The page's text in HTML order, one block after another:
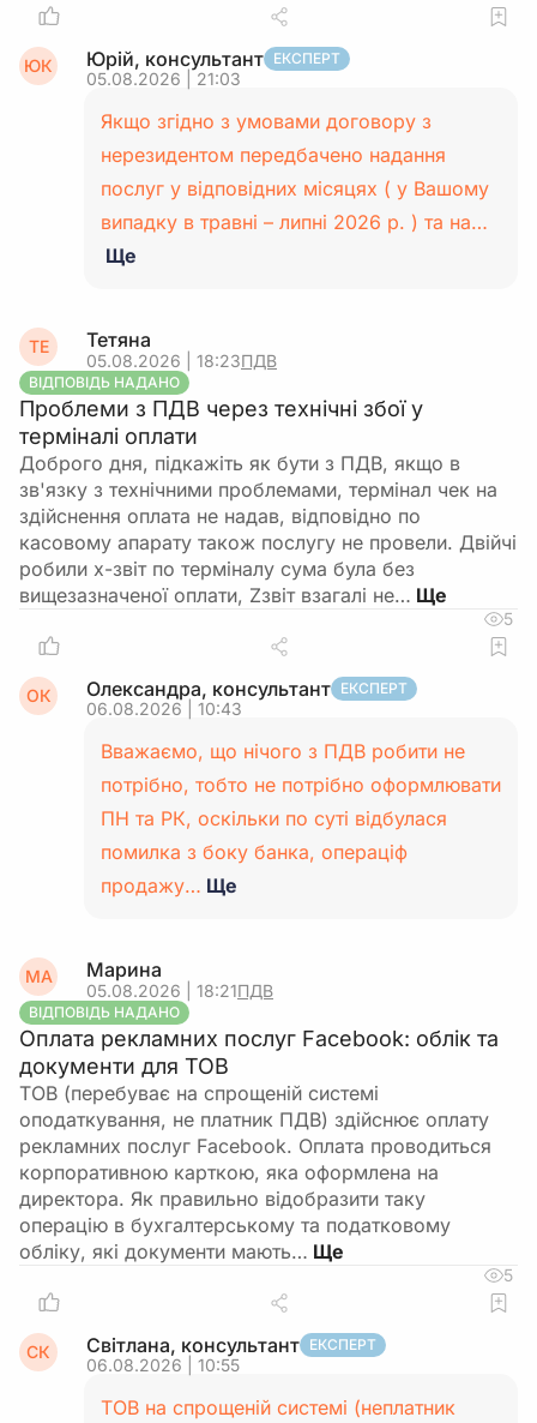
ЮК Юрій, консультант ЕКСПЕРТ
05.08.2026 | 21:03
Якщо згідно з умовами договору з
нерезидентом передбачено надання
послуг у відповідних місяцях ( у Вашому
випадку в травні – липні 2026 р. ) та на…
Ще
ТЕ Тетяна
05.08.2026 | 18:23ПДВ
ВІДПОВІДЬ НАДАНО
Проблеми з ПДВ через технічні збої у
терміналі оплати
Доброго дня, підкажіть як бути з ПДВ, якщо в
зв'язку з технічними проблемами, термінал чек на
здійснення оплата не надав, відповідно по
касовому апарату також послугу не провели. Двійчі
робили х-звіт по терміналу сума була без
вищезазначеної оплати, Zзвіт взагалі не…
5
ОК Олександра, консультант ЕКСПЕРТ
06.08.2026 | 10:43
Вважаємо, що нічого з ПДВ робити не
потрібно, тобто не потрібно оформлювати
ПН та РК, оскільки по суті відбулася
помилка з боку банка, операціф
продажу… Ще
МА Марина
05.08.2026 | 18:21ПДВ
ВІДПОВІДЬ НАДАНО
Оплата рекламних послуг Facebook: облік та
документи для ТОВ
ТОВ (перебуває на спрощеній системі
оподаткування, не платник ПДВ) здійснює оплату
рекламних послуг Facebook. Оплата проводиться
корпоративною карткою, яка оформлена на
директора. Як правильно відобразити таку
операцію в бухгалтерському та податковому
обліку, які документи мають…
5
СК Світлана, консультант ЕКСПЕРТ
06.08.2026 | 10:55
ТОВ на спрощеній системі (неплатник